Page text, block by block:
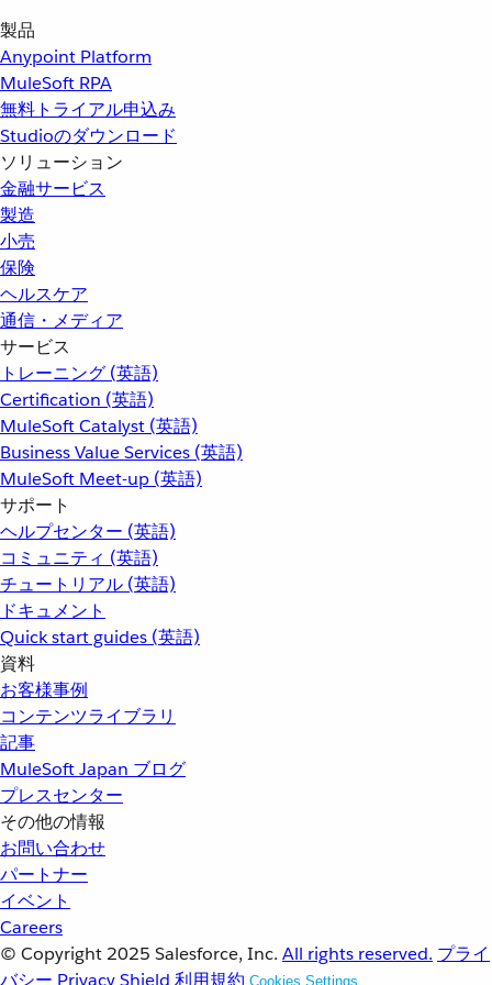
製品
Anypoint Platform
MuleSoft RPA
無料トライアル申込み
Studioのダウンロード
ソリューション
金融サービス
製造
小売
保険
ヘルスケア
通信・メディア
サービス
トレーニング (英語)
Certification (英語)
MuleSoft Catalyst (英語)
Business Value Services (英語)
MuleSoft Meet-up (英語)
サポート
ヘルプセンター (英語)
コミュニティ (英語)
チュートリアル (英語)
ドキュメント
Quick start guides (英語)
資料
お客様事例
コンテンツライブラリ
記事
MuleSoft Japan ブログ
プレスセンター
その他の情報
お問い合わせ
パートナー
イベント
Careers
© Copyright 2025 Salesforce, Inc. All rights reserved. プライ
バシー Privacy Shield 利用規約 Cookies Settings